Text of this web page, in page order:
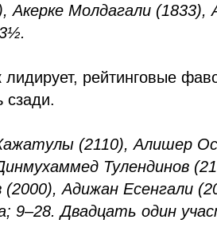
Акерке Молдагали (1833),
рейтинговые
сзади.
(2110), Алишер
Тулендинов
Адижан Есенгали
9–28. Двадцать один